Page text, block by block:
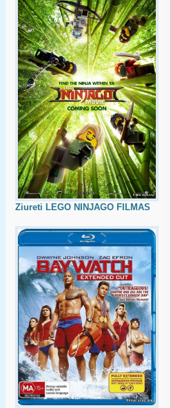
Ziureti LEGO NINJAGO FILMAS